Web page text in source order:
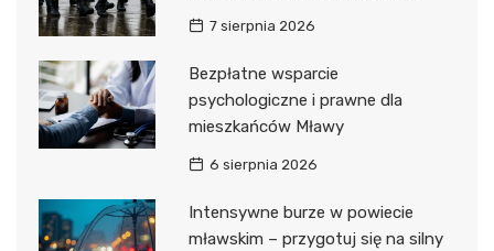
7 sierpnia 2026
Bezpłatne wsparcie
psychologiczne i prawne dla
mieszkańców Mławy
6 sierpnia 2026
Intensywne burze w powiecie
mławskim – przygotuj się na silny